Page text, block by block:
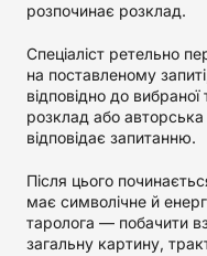
розпочинає розклад.
Спеціаліст ретельно
на поставленому
відповідно до
розклад або
відповідає запитанню.
Після цього
має символічне й
таролога — побачити
загальну картину,